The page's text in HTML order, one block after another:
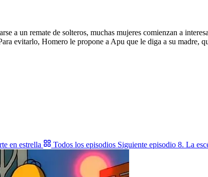
a un remate de solteros, muchas mujeres comienzan a
evitarlo, Homero le propone a Apu que le diga a su madre,
en estrella Todos los episodios Siguiente episodio 8. La